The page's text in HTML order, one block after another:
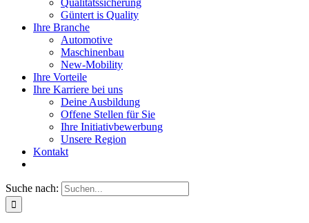
Qualitätssicherung
Güntert is Quality
Ihre Branche
Automotive
Maschinenbau
New-Mobility
Ihre Vorteile
Ihre Karriere bei uns
Deine Ausbildung
Offene Stellen für Sie
Ihre Initiativbewerbung
Unsere Region
Kontakt
Suche nach: